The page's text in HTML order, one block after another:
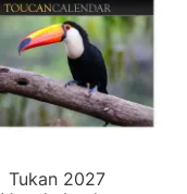
Tukan 2027